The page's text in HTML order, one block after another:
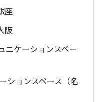
座
阪
ニケーションスペー
ションスペース（名